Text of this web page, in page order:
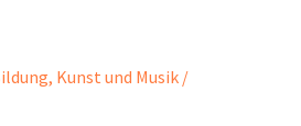
, Kunst und Musik/